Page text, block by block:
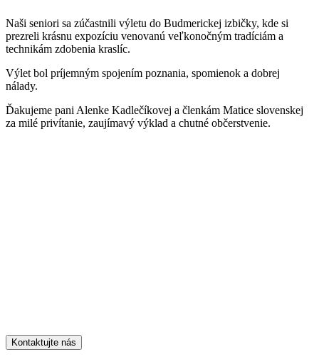
Naši seniori sa zúčastnili výletu do Budmerickej izbičky, kde si
prezreli krásnu expozíciu venovanú veľkonočným tradíciám a
technikám zdobenia kraslíc.
Výlet bol príjemným spojením poznania, spomienok a dobrej
nálady.
Ďakujeme pani Alenke Kadlečíkovej a členkám Matice slovenskej
za milé privítanie, zaujímavý výklad a chutné občerstvenie.
Kontaktujte nás